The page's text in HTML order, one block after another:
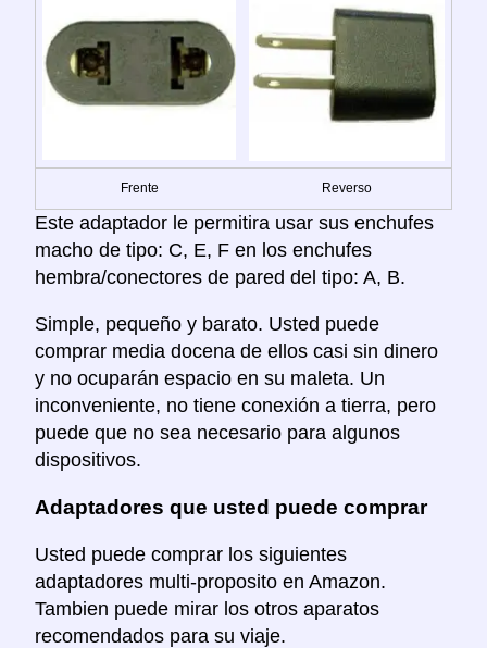
Frente Reverso
Este adaptador le permitira usar sus enchufes
macho de tipo: C, E, F en los enchufes
hembra/conectores de pared del tipo: A, B.
Simple, pequeño y barato. Usted puede
comprar media docena de ellos casi sin dinero
y no ocuparán espacio en su maleta. Un
inconveniente, no tiene conexión a tierra, pero
puede que no sea necesario para algunos
dispositivos.
Adaptadores que usted puede comprar
Usted puede comprar los siguientes
adaptadores multi-proposito en Amazon.
Tambien puede mirar los otros aparatos
recomendados para su viaje.